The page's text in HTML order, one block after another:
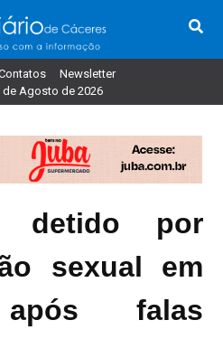
Newsletter
de Agosto de 2026
detido por
sexual em
falas